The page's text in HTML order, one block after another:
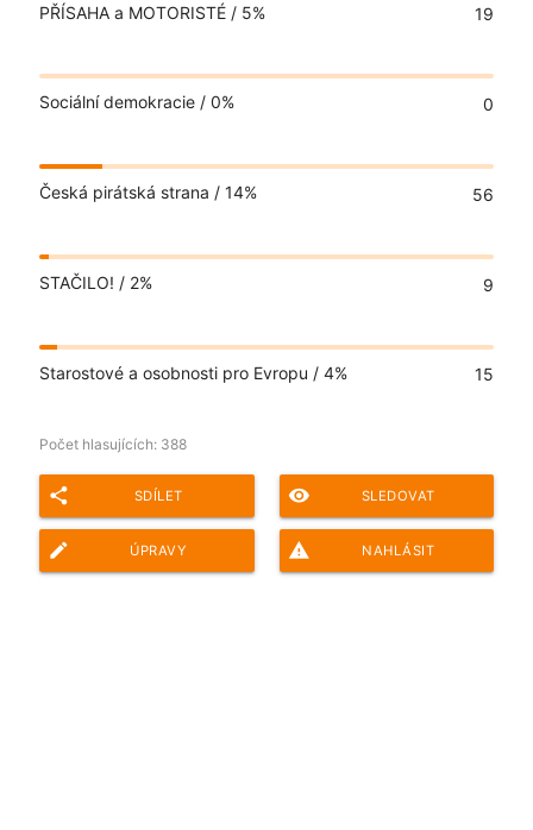
PŘÍSAHA a MOTORISTÉ / 5% 19
Sociální demokracie / 0% 0
Česká pirátská strana / 14% 56
STAČILO! / 2% 9
Starostové a osobnosti pro Evropu / 4% 15
Počet hlasujících: 388
share SDÍLET remove_red_eye SLEDOVAT
edit ÚPRAVY report_problem NAHLÁSIT